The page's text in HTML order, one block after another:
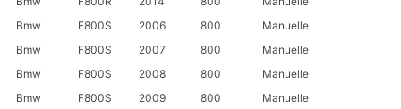
Bmw
F800S 2006 800
Manuelle
Bmw
F800S 2007 800
Manuelle
Bmw
F800S 2008 800
Manuelle
Bmw
F800S 2009 800
Manuelle